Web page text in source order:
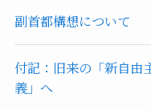
副首都構想について
付記：旧来の「新自由
義」へ